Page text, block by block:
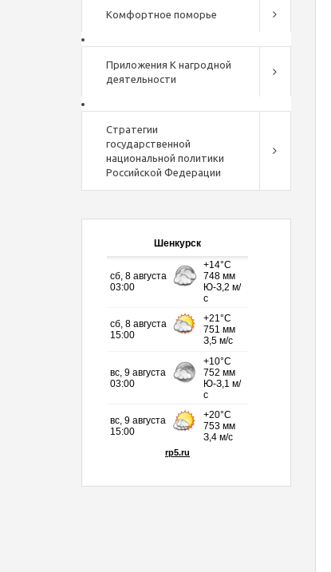
Комфортное поморье
Приложения К нагродной
деятельности
Стратегии
государственной
национальной политики
Российской Федерации
Шенкурск